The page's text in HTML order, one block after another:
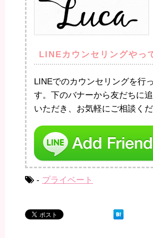
LINEカウンセリングやっ
LINEでのカウンセリングを行
す。下のバナーから友だちに
いただき、お気軽にご相談くだ
- プライベート